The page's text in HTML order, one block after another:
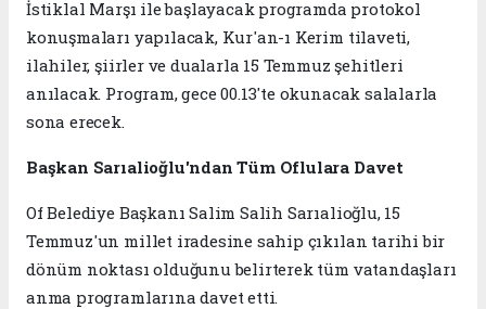
İstiklal Marşı ile başlayacak programda protokol
konuşmaları yapılacak, Kur'an-ı Kerim tilaveti,
ilahiler, şiirler ve dualarla 15 Temmuz şehitleri
anılacak. Program, gece 00.13'te okunacak salalarla
sona erecek.
Başkan Sarıalioğlu'ndan Tüm Oflulara Davet
Of Belediye Başkanı Salim Salih Sarıalioğlu, 15
Temmuz'un millet iradesine sahip çıkılan tarihi bir
dönüm noktası olduğunu belirterek tüm vatandaşları
anma programlarına davet etti.